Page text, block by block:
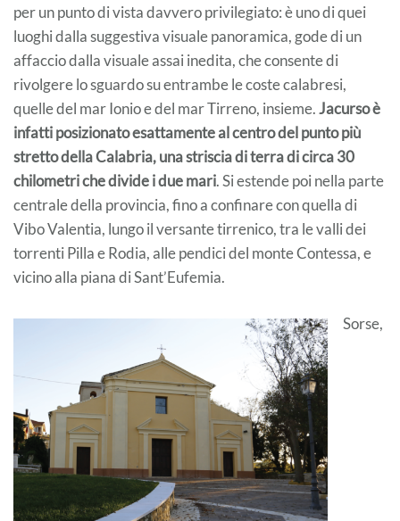
per un punto di vista davvero privilegiato: è uno di quei
luoghi dalla suggestiva visuale panoramica, gode di un
affaccio dalla visuale assai inedita, che consente di
rivolgere lo sguardo su entrambe le coste calabresi,
quelle del mar Ionio e del mar Tirreno, insieme.Jacurso è
infatti posizionato esattamente al centro del punto più
stretto della Calabria, una striscia di terra di circa 30
chilometri che divide i due mari. Si estende poi nella parte
centrale della provincia, fino a confinare con quella di
Vibo Valentia, lungo il versante tirrenico, tra le valli dei
torrenti Pilla e Rodia, alle pendici del monte Contessa, e
vicino alla piana di Sant’Eufemia.
Sorse,